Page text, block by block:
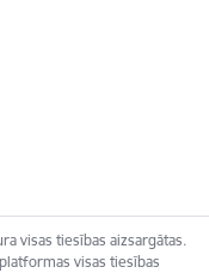
visas tiesības aizsargātas.
visas tiesības